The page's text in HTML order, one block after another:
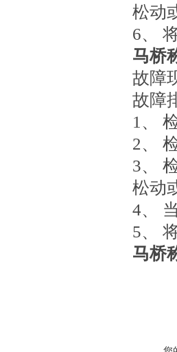
松动
6、
马桥
故障
故障
1、
2、
3、
松动
4、
5、
马桥